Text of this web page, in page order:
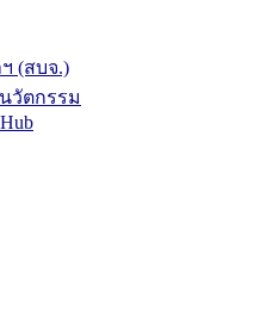
(สบจ.)
วัตกรรม